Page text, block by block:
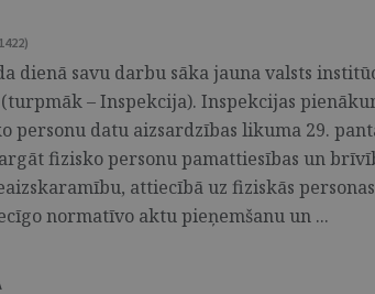
dienā savu darbu sāka jauna valsts
– Inspekcija). Inspekcijas
personu datu aizsardzības likuma 29.
fizisko personu pamattiesības un
attiecībā uz fiziskās
normatīvo aktu pieņemšanu un ...